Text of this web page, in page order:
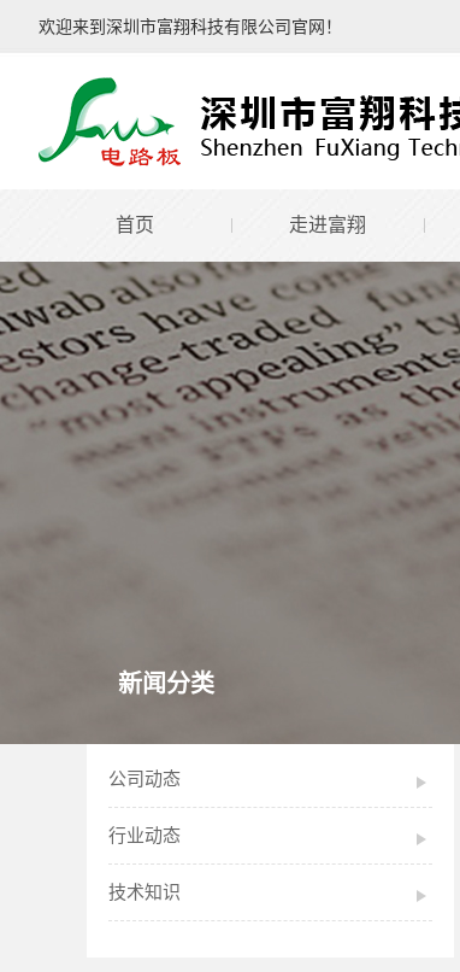
欢迎来到深圳市富翔科技有限公司官网！
首页 走进富翔
公司简介
新闻分类
公司动态
行业动态
技术知识